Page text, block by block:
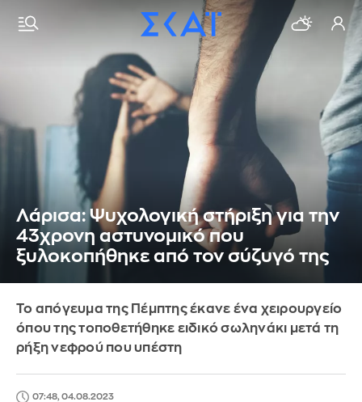
Λάρισα: Ψυχολογική στήριξη για την
43χρονη αστυνομικό που
ξυλοκοπήθηκε από τον σύζυγό της
Το απόγευμα της Πέμπτης έκανε ένα χειρουργείο
όπου της τοποθετήθηκε ειδικό σωληνάκι μετά τη
ρήξη νεφρού που υπέστη
07:48, 04.08.2023